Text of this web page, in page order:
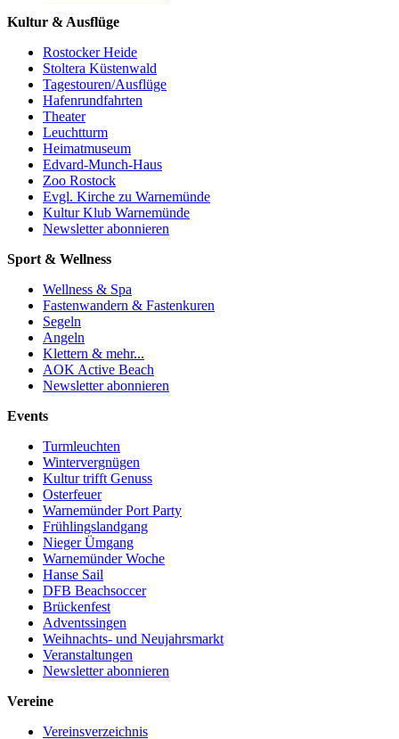
Kultur & Ausflüge
Rostocker Heide
Stoltera Küstenwald
Tagestouren/Ausflüge
Hafenrundfahrten
Theater
Leuchtturm
Heimatmuseum
Edvard-Munch-Haus
Zoo Rostock
Evgl. Kirche zu Warnemünde
Kultur Klub Warnemünde
Newsletter abonnieren
Sport & Wellness
Wellness & Spa
Fastenwandern & Fastenkuren
Segeln
Angeln
Klettern & mehr...
AOK Active Beach
Newsletter abonnieren
Events
Turmleuchten
Wintervergnügen
Kultur trifft Genuss
Osterfeuer
Warnemünder Port Party
Frühlingslandgang
Nieger Ümgang
Warnemünder Woche
Hanse Sail
DFB Beachsoccer
Brückenfest
Adventssingen
Weihnachts- und Neujahrsmarkt
Veranstaltungen
Newsletter abonnieren
Vereine
Vereinsverzeichnis